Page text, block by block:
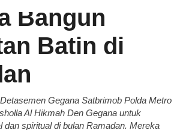
Bangun
Batin di
Gegana Satbrimob Polda Metro
Al Hikmah Den Gegana untuk
dan spiritual di bulan Ramadan. Mereka